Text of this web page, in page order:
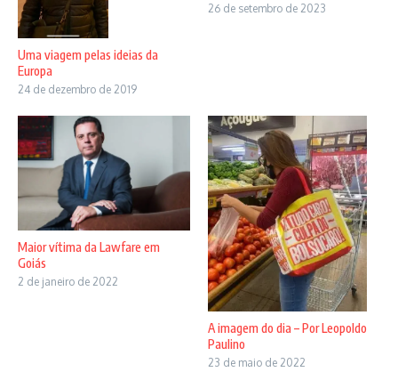
Uma viagem pelas ideias da
Europa
24 de dezembro de 2019
26 de setembro de 2023
Maior vítima da Lawfare em
Goiás
2 de janeiro de 2022
A imagem do dia – Por Leopoldo
Paulino
23 de maio de 2022